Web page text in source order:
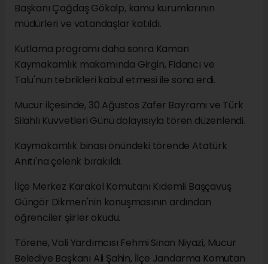
Başkanı Çağdaş Gökalp, kamu kurumlarının
müdürleri ve vatandaşlar katıldı.
Kutlama programı daha sonra Kaman
Kaymakamlık makamında Girgin, Fidancı ve
Talu'nun tebrikleri kabul etmesi ile sona erdi.
Mucur ilçesinde, 30 Ağustos Zafer Bayramı ve Türk
Silahlı Kuvvetleri Günü dolayısıyla tören düzenlendi.
Kaymakamlık binası önündeki törende Atatürk
Anıtı'na çelenk bırakıldı.
İlçe Merkez Karakol Komutanı Kıdemli Başçavuş
Güngör Dikmen'nin konuşmasının ardından
öğrenciler şiirler okudu.
Törene, Vali Yardımcısı Fehmi Sinan Niyazi, Mucur
Belediye Başkanı Ali Şahin, İlçe Jandarma Komutan